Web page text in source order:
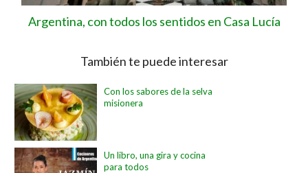
Argentina, con todos los sentidos en Casa Lucía
También te puede interesar
Con los sabores de la selva
misionera
Un libro, una gira y cocina
para todos